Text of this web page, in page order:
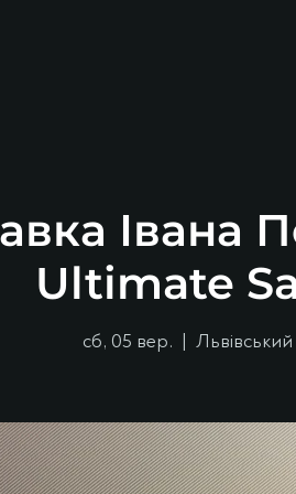
Івана
Ultimate
сб, 05 вер.
  |